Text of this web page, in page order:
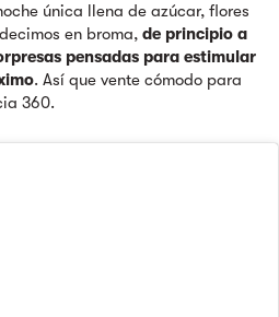
única llena de azúcar, flores
en broma, de principio a
pensadas para estimular
. Así que vente cómodo para
360.